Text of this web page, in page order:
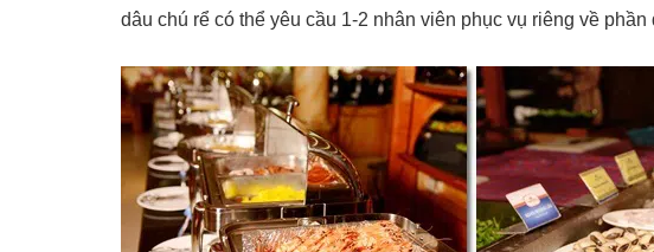
dâu chú rể có thể yêu cầu 1-2 nhân viên phục vụ riêng về phần